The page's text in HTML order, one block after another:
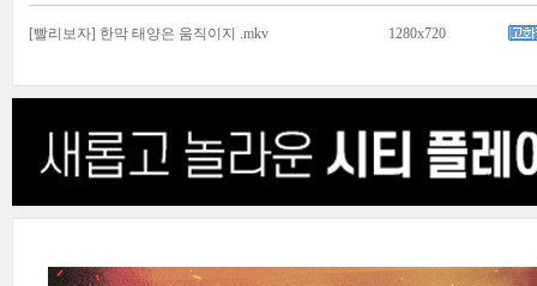
[빨리보자] 한막 태양은 움직이지 .mkv 1280x720